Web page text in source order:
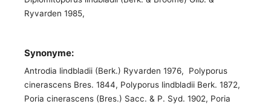
Ryvarden 1985,
Synonyme:
Antrodia lindbladii (Berk.) Ryvarden 1976, Polyporus
cinerascens Bres. 1844, Polyporus lindbladii Berk. 1872,
Poria cinerascens (Bres.) Sacc. & P. Syd. 1902, Poria